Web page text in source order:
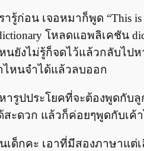
ารู้ก่อน เจอหมาก็พูด “This
โหลดแอพลิเคชัน
หนยังไม่รู้ก็จดไว้แล้วกลับไ
หนจำได้แล้วลบออก
รูปประโยคที่จะต้องพูดกับ
ะดวก แล้วก็ค่อยๆพูดกับเค้า
ด็กคะ เอาที่มีสองภาษาแ